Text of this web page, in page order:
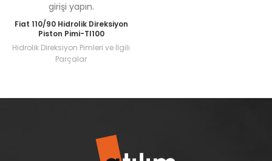
girişi yapın.
Fiat 110/90 Hidrolik Direksiyon
Piston Pimi-Tl100
Hidrolik Direksiyon Pimleri ve İlgili
Parçalar